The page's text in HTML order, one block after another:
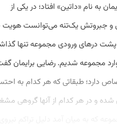
به نام «داتین» افتاد؛ در یکی از
و جبروتش یک‌تنه می‌توانست هویت
پشت درهای ورودی مجموعه تنها
به داتین اختصاص دارد؛ طبقاتی که هر کدام به
و در هر کدام از آنها گروهی